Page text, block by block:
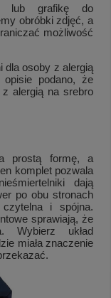
lub grafikę do
obróbki zdjęć, a
możliwość
dla osoby z alergią
opisie podano, że
alergią na srebro
prostą formę, a
komplet pozwala
dają
po obu stronach
czytelna i spójna.
sprawiają, że
Wybierz układ
miała znaczenie